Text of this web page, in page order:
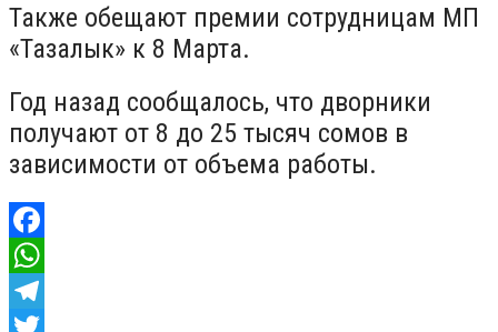
Также обещают премии сотрудницам МП
«Тазалык» к 8 Марта.
Год назад сообщалось, что дворники
получают от 8 до 25 тысяч сомов в
зависимости от объема работы.
Facebook
WhatsApp
Telegram